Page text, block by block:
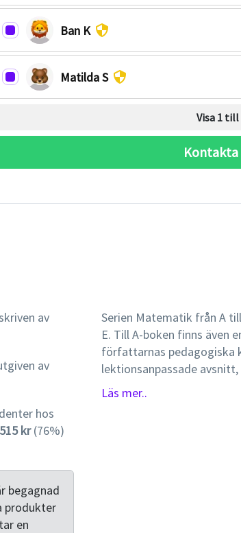
Ban K
Matilda S
Visa 1
Kontakta
av
av
hos
515 kr(76%)
begagnad
produkter
en
Serien Matematik från A
E. Till A-boken finns även
författarnas pedagogiska
lektionsanpassade
sammanfattningar, tester
Läs mer..